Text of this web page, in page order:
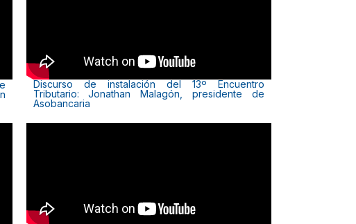
Discurso de instalación del 13º Encuentro
Tributario: Jonathan Malagón, presidente de
Asobancaria